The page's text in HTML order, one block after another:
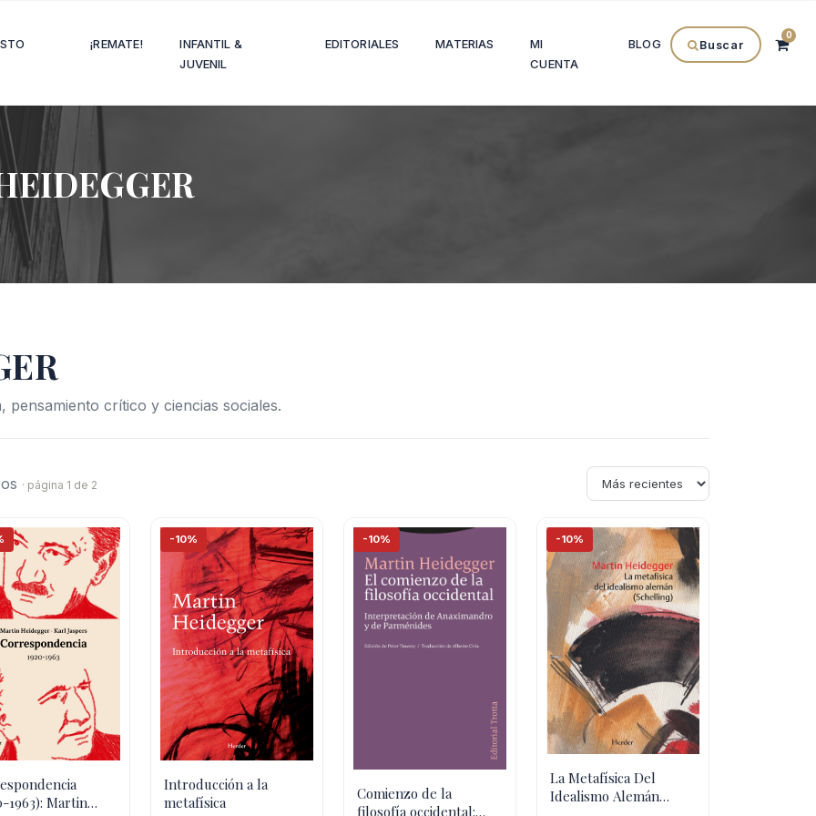
¡REMATE!
INFANTIL &
JUVENIL
EDITORIALES MATERIAS
MI
CUENTA
BLOG Buscar
0
crítico y ciencias sociales.
· página 1 de 2
1963): Martin
-10%
Introducción a la
metafísica
-10%
Comienzo de la
filosofía occidental:
-10%
La Metafísica Del
Idealismo Alemán